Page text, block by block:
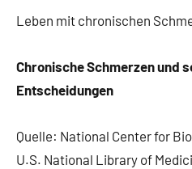
Leben mit chronischen
Chronische Schmerzen und
Entscheidungen
Quelle: National Center for
U.S. National Library of